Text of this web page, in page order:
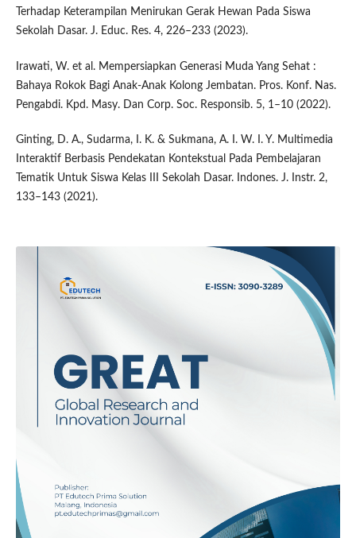
Terhadap Keterampilan Menirukan Gerak Hewan Pada Siswa
Sekolah Dasar. J. Educ. Res. 4, 226–233 (2023).
Irawati, W. et al. Mempersiapkan Generasi Muda Yang Sehat :
Bahaya Rokok Bagi Anak-Anak Kolong Jembatan. Pros. Konf. Nas.
Pengabdi. Kpd. Masy. Dan Corp. Soc. Responsib. 5, 1–10 (2022).
Ginting, D. A., Sudarma, I. K. & Sukmana, A. I. W. I. Y. Multimedia
Interaktif Berbasis Pendekatan Kontekstual Pada Pembelajaran
Tematik Untuk Siswa Kelas III Sekolah Dasar. Indones. J. Instr. 2,
133–143 (2021).